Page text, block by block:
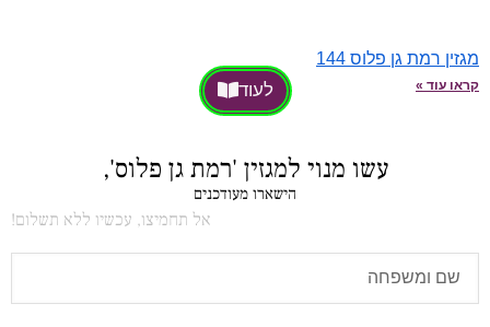
מגזין רמת גן פלוס 144
קראו עוד » לעוד
עשו מנוי למגזין 'רמת גן פלוס',
הישארו מעודכנים
אל תחמיצו, עכשיו ללא תשלום!